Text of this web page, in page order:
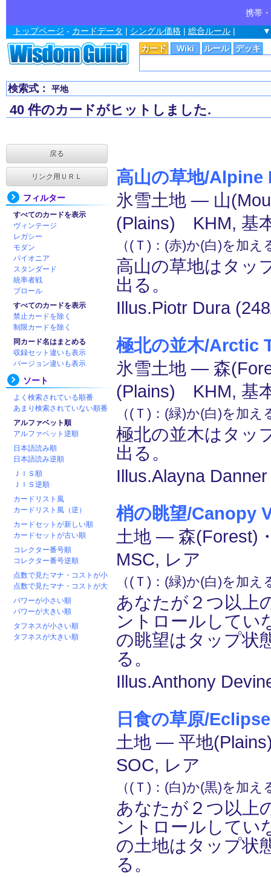
携帯
カード Wiki ルール デッキ
トップページ - カードデータ | シングル価格 | 総合ルール |
検索式： 平地
40 件のカードがヒットしました.
戻る
リンク用ＵＲＬ
フィルター
すべてのカードを表示
ヴィンテージ
レガシー
モダン
パイオニア
スタンダード
統率者戦
ブロール
すべてのカードを表示
禁止カードを除く
制限カードを除く
同カード名はまとめる
収録セット違いも表示
バージョン違いも表示
ソート
よく検索されている順番
あまり検索されていない順番
アルファベット順
アルファベット逆順
日本語読み順
日本語読み逆順
ＪＩＳ順
ＪＩＳ逆順
カードリスト風
カードリスト風（逆）
カードセットが新しい順
カードセットが古い順
コレクター番号順
コレクター番号逆順
点数で見たマナ・コストが小
点数で見たマナ・コストが大
パワーが小さい順
パワーが大きい順
タフネスが小さい順
タフネスが大きい順
高山の草地/Alpine
氷雪土地 ― 山
(Plains) KHM, 基
（(Ｔ)：(赤)か(白)を加え
高山の草地はタッ
出る。
Illus.Piotr Dura
極北の並木/Arctic
氷雪土地 ― 森
(Plains) KHM, 基
（(Ｔ)：(緑)か(白)を加え
極北の並木はタッ
出る。
Illus.Alayna
梢の眺望/Canopy
土地 ― 森(Forest)
MSC, レア
（(Ｔ)：(緑)か(白)を加え
あなたが２つ以上
ントロールしてい
の眺望はタップ状
る。
Illus.Anthony
日食の草原/
土地 ― 平地
SOC, レア
（(Ｔ)：(白)か(黒)を加え
あなたが２つ以上
ントロールしてい
の土地はタップ状
る。